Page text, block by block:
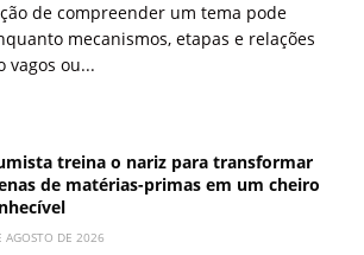
de compreender um tema pode
mecanismos, etapas e relações
vagos ou...
treina o nariz para transformar
de matérias-primas em um cheiro
AGOSTO DE 2026